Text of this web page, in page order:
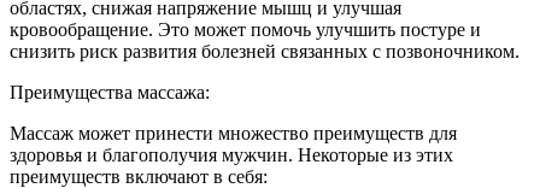
областях, снижая напряжение мышц и улучшая
кровообращение. Это может помочь улучшить постуре и
снизить риск развития болезней связанных с позвоночником.
Преимущества массажа:
Массаж может принести множество преимуществ для
здоровья и благополучия мужчин. Некоторые из этих
преимуществ включают в себя: